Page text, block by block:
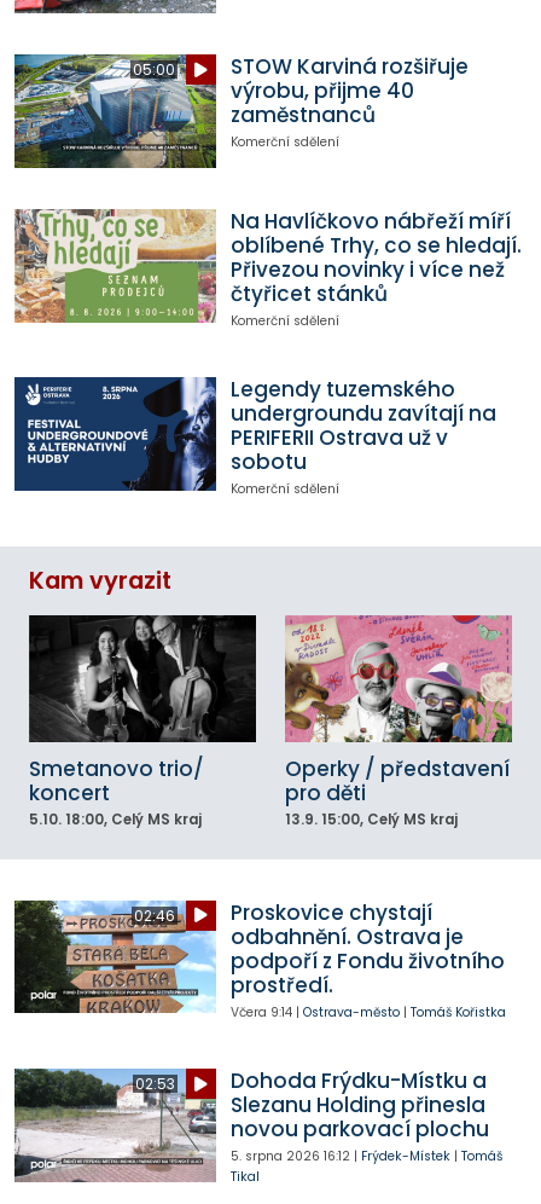
05:00
STOW Karviná rozšiřuje
výrobu, přijme 40
zaměstnanců
Komerční sdělení
Na Havlíčkovo nábřeží míří
oblíbené Trhy, co se hledají.
Přivezou novinky i více než
čtyřicet stánků
Komerční sdělení
Legendy tuzemského
undergroundu zavítají na
PERIFERII Ostrava už v
sobotu
Komerční sdělení
Kam vyrazit
Smetanovo trio/
koncert
5.10. 18:00, Celý MS kraj
Operky / představení
pro děti
13.9. 15:00, Celý MS kraj
02:46
Proskovice chystají
odbahnění. Ostrava je
podpoří z Fondu životního
prostředí.
Včera 9:14| Ostrava-město| Tomáš Kořistka
02:53
Dohoda Frýdku-Místku a
Slezanu Holding přinesla
novou parkovací plochu
5. srpna 2026 16:12| Frýdek-Místek| Tomáš
Tikal